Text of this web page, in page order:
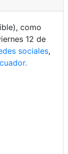
como
12 de
sociales,